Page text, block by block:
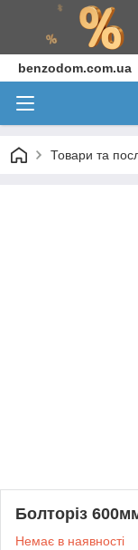
benzodom.com.ua
Товари та
Болторіз
Немає в наявності